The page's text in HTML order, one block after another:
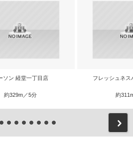
ソン 経堂一丁目店
約329m／5分
フレッシュネス
約